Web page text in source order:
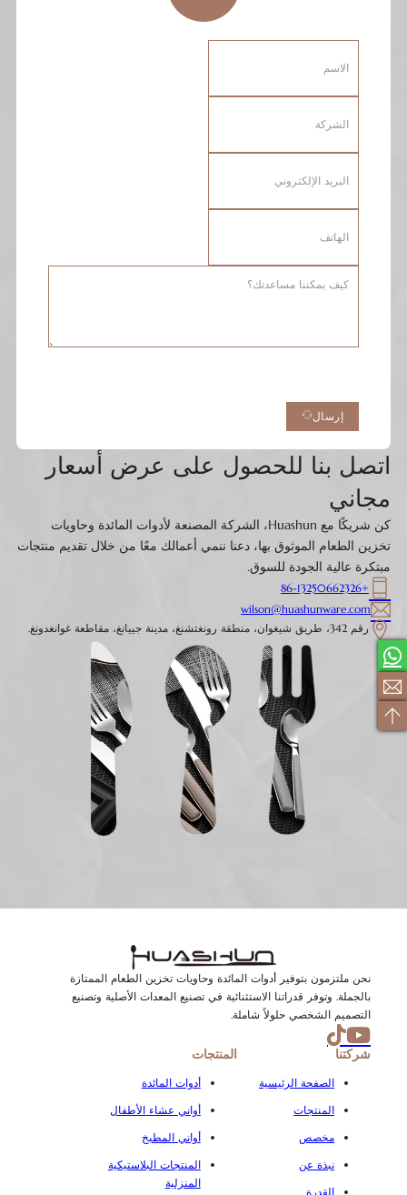
اتصل بنا للحصول على عرض أسعار
مجاني
كن شريكًا مع Huashun، الشركة المصنعة لأدوات المائدة وحاويات
تخزين الطعام الموثوق بها، دعنا ننمي أعمالك معًا من خلال تقديم منتجات
مبتكرة عالية الجودة للسوق.
+86-13250662326
wilson@huashunware.com
رقم 342، طريق شيغوان، منطقة رونغتشنغ، مدينة جييانغ، مقاطعة غوانغدونغ.
إرسال
نحن ملتزمون بتوفير أدوات المائدة وحاويات تخزين الطعام الممتازة
بالجملة. وتوفر قدراتنا الاستثنائية في تصنيع المعدات الأصلية وتصنيع
التصميم الشخصي حلولاً شاملة.
شركتنا
الصفحة الرئيسية
المنتجات
مخصص
نبذة عن
القدرة
المنتجات
أدوات المائدة
أواني عشاء الأطفال
أواني المطبخ
المنتجات البلاستيكية
المنزلية